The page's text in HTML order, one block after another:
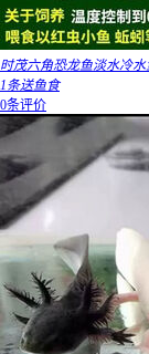
时茂六角恐龙鱼淡水冷
1条送鱼食
0条评价